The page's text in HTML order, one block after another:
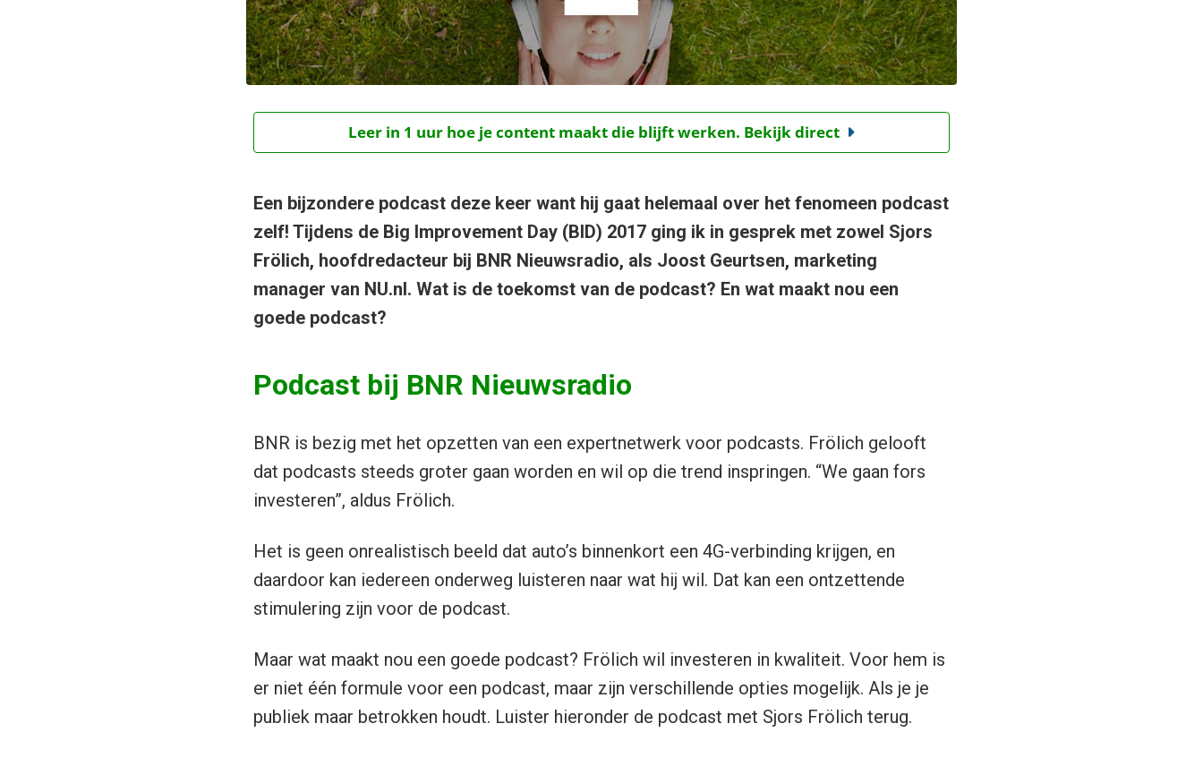
Leer in 1 uur hoe je content maakt die blijft werken. Bekijk direct
Een bijzondere podcast deze keer want hij gaat helemaal over het fenomeen podcast
zelf! Tijdens de Big Improvement Day (BID) 2017 ging ik in gesprek met zowel Sjors
Frölich, hoofdredacteur bij BNR Nieuwsradio, als Joost Geurtsen, marketing
manager van NU.nl. Wat is de toekomst van de podcast? En wat maakt nou een
goede podcast?
Podcast bij BNR Nieuwsradio
BNR is bezig met het opzetten van een expertnetwerk voor podcasts. Frölich gelooft
dat podcasts steeds groter gaan worden en wil op die trend inspringen. “We gaan fors
investeren”, aldus Frölich.
Het is geen onrealistisch beeld dat auto’s binnenkort een 4G-verbinding krijgen, en
daardoor kan iedereen onderweg luisteren naar wat hij wil. Dat kan een ontzettende
stimulering zijn voor de podcast.
Maar wat maakt nou een goede podcast? Frölich wil investeren in kwaliteit. Voor hem is
er niet één formule voor een podcast, maar zijn verschillende opties mogelijk. Als je je
publiek maar betrokken houdt. Luister hieronder de podcast met Sjors Frölich terug.